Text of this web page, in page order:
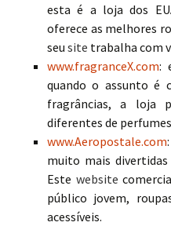
esta é a loja dos
oferece as melhores
seu site trabalha com
www.fragranceX.com:
quando o assunto é
fragrâncias, a loja
diferentes de
www.Aeropostale.com
muito mais
Este website
público jovem,
acessíveis.